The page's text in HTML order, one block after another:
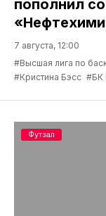
пополнил
7 августа, 12:00
#Высшая лига по
#Кристина Бэсс #БК
Футзал